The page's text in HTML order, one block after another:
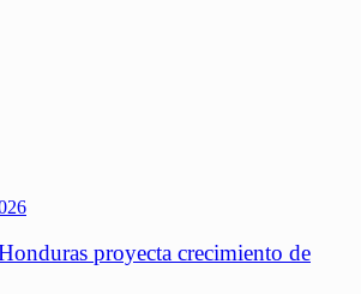
proyecta crecimiento de